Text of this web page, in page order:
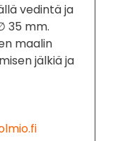
vedintä ja
35 mm.
maalin
jälkiä ja